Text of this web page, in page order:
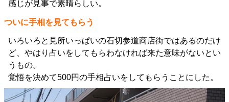
感じが見事で素晴らしい。
ついに手相を見てもらう
いろいろと見所いっぱいの石切参道商店街ではあるのだけ
ど、やはり占いをしてもらわなければ来た意味がないとい
うもの。
覚悟を決めて500円の手相占いをしてもらうことにした。